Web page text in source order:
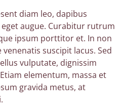
diam leo, dapibus
augue. Curabitur rutrum
ipsum porttitor et. In non
suscipit lacus. Sed
vulputate, dignissim
elementum, massa et
gravida metus, at